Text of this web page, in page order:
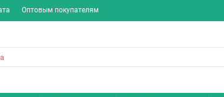
Оптовым покупателям